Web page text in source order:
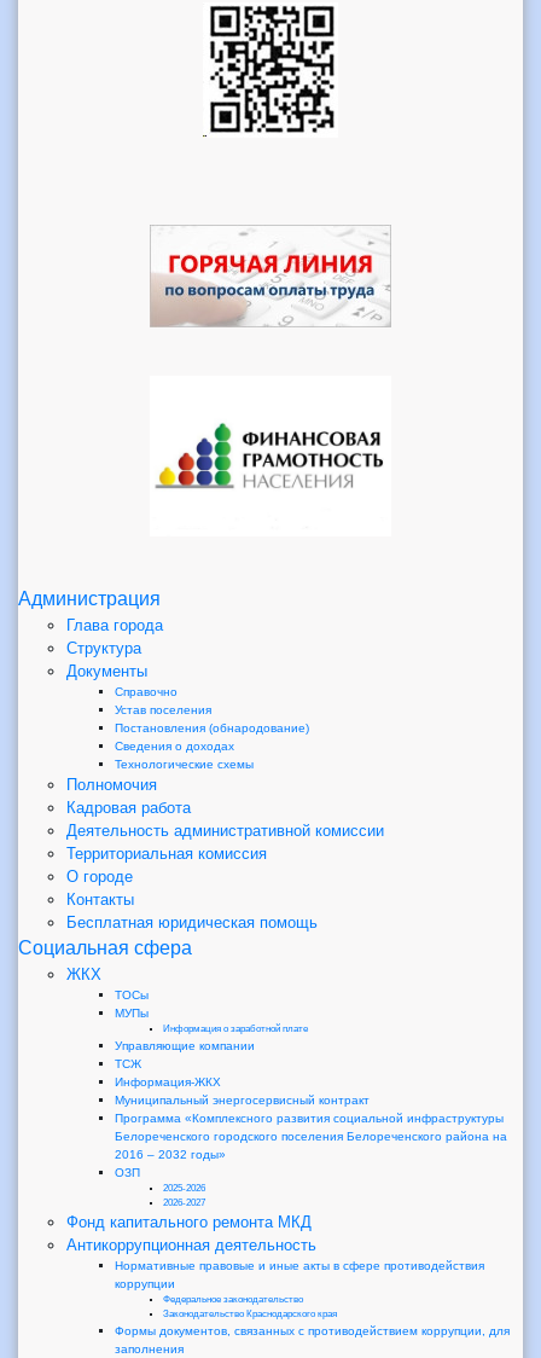
Администрация
Глава города
Структура
Документы
Справочно
Устав поселения
Постановления (обнародование)
Сведения о доходах
Технологические схемы
Полномочия
Кадровая работа
Деятельность административной комиссии
Территориальная комиссия
О городе
Контакты
Бесплатная юридическая помощь
Социальная сфера
ЖКХ
ТОСы
МУПы
Информация о заработной плате
Управляющие компании
ТСЖ
Информация-ЖКХ
Муниципальный энергосервисный контракт
Программа «Комплексного развития социальной инфраструктуры
Белореченского городского поселения Белореченского района на
2016 – 2032 годы»
ОЗП
2025-2026
2026-2027
Фонд капитального ремонта МКД
Антикоррупционная деятельность
Нормативные правовые и иные акты в сфере противодействия
коррупции
Федеральное законодательство
Законодательство Краснодарского края
Формы документов, связанных с противодействием коррупции, для
заполнения